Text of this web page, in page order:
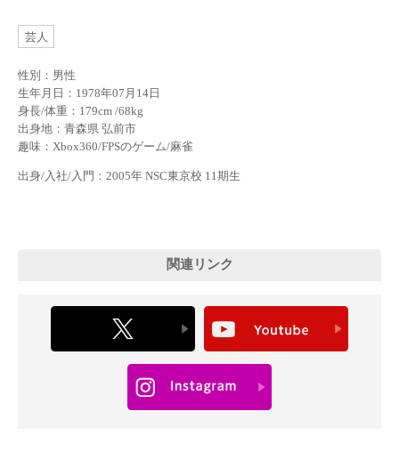
芸人
性別：男性
生年月日：1978年07月14日
身長/体重：179cm /68kg
出身地：青森県 弘前市
趣味：Xbox360/FPSのゲーム/麻雀
出身/入社/入門：2005年 NSC東京校 11期生
関連リンク